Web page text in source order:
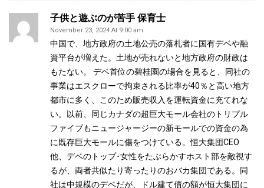
子供と遊ぶのが苦手 保育士
November 23, 2024 At 9:00 am
中国で、地方政府の土地公売の落札者に国有デベや融
資平台が増えた。土地が売れないと地方政府の財政は
もたない。 デベ首位の碧桂園の場合を見ると、同社の
事業はエスクローで拘束される比率が40％と高い地方
都市に多く、このため販売収入を運転資金に充てれな
い。以前、同じカナダの超巨大モール会社のトリプル
ファイブもニュージャージーの新モールでの資金の為
に既存巨大モールに傷をつけている。恒大集団CEO
他、デベのトップ･女性をたぶらかすホスト部を敵視す
るが、両者共似たり寄ったりのおバカ集団である。同
社は中規模のデベだが、ドル建て債の額が恒大集団に